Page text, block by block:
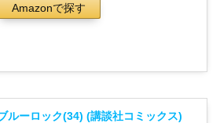
Amazonで探す
ルーロック(34) (講談社コミックス)